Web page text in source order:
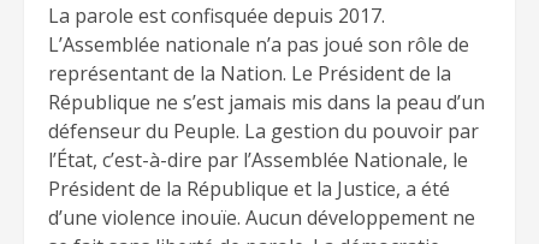
La parole est confisquée depuis 2017.
L’Assemblée nationale n’a pas joué son rôle de
représentant de la Nation. Le Président de la
République ne s’est jamais mis dans la peau d’un
défenseur du Peuple. La gestion du pouvoir par
l’État, c’est-à-dire par l’Assemblée Nationale, le
Président de la République et la Justice, a été
d’une violence inouïe. Aucun développement ne